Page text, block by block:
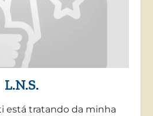
L.N.S.
está tratando da minha